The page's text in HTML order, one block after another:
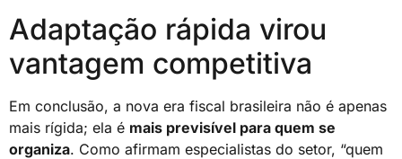
Adaptação rápida virou
vantagem competitiva
Em conclusão, a nova era fiscal brasileira não é apenas
mais rígida; ela é mais previsível para quem se
organiza. Como afirmam especialistas do setor, “quem